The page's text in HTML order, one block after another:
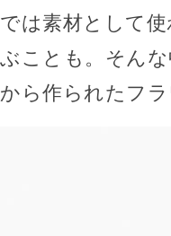
では素材として
ぶことも。そん
から作られたフ